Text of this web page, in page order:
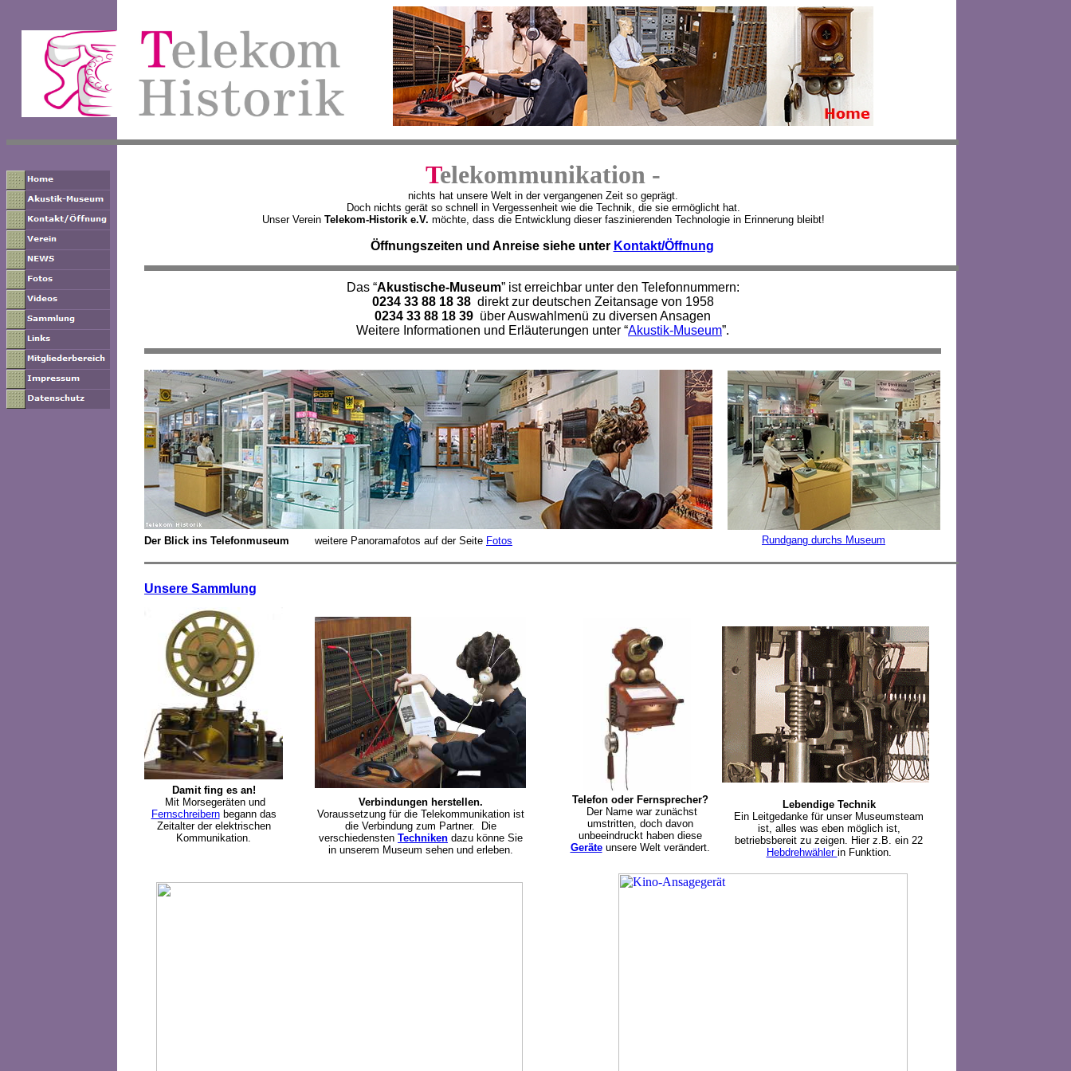
Telekommunikation -
nichts hat unsere Welt in der vergangenen Zeit so geprägt.
Doch nichts gerät so schnell in Vergessenheit wie die Technik, die sie ermöglicht hat.
Unser Verein Telekom-Historik e.V. möchte, dass die Entwicklung dieser faszinierenden Technologie in Erinnerung bleibt!
Öffnungszeiten und Anreise siehe unter Kontakt/Öffnung
Das “Akustische-Museum” ist erreichbar unter den Telefonnummern:
0234 33 88 18 38direkt zur deutschen Zeitansage von 1958
0234 33 88 18 39 über Auswahlmenü zu diversen Ansagen
Weitere Informationen und Erläuterungen unter “Akustik-Museum”.
Der Blick ins Telefonmuseum weitere Panoramafotos auf der Seite Fotos Rundgang durchs Museum
Unsere Sammlung
Damit fing es an!
Mit Morsegeräten und
Fernschreibernbegann das
Zeitalter der elektrischen
Kommunikation.
Verbindungen herstellen.
Voraussetzung für die Telekommunikation ist
die Verbindung zum Partner. Die
verschiedensten Techniken dazu könne Sie
in unserem Museum sehen und erleben.
Telefon oder Fernsprecher?
Der Name war zunächst
umstritten, doch davon
unbeeindruckt haben diese
Geräteunsere Welt verändert.
Lebendige Technik
Ein Leitgedanke für unser Museumsteam
ist, alles was eben möglich ist,
betriebsbereit zu zeigen. Hier z.B. ein 22
Hebdrehwähler in Funktion.